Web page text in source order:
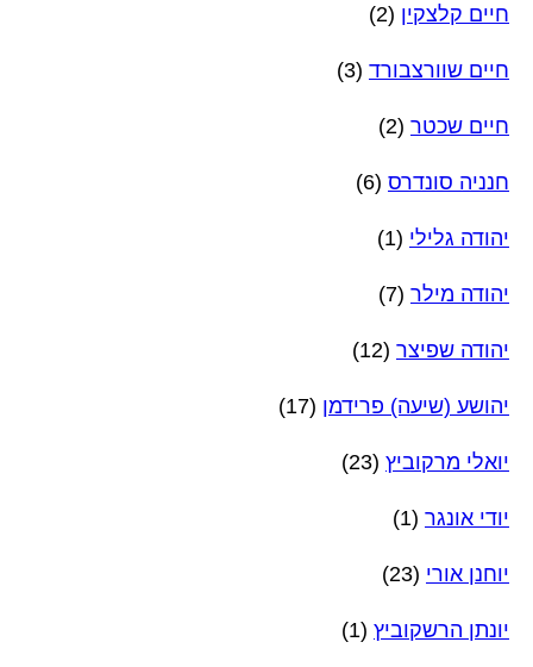
חיים קלצקין (2)
חיים שוורצבורד (3)
חיים שכטר (2)
חנניה סונדרס (6)
יהודה גלילי (1)
יהודה מילר (7)
יהודה שפיצר (12)
יהושע (שיעה) פרידמן (17)
יואלי מרקוביץ (23)
יודי אונגר (1)
יוחנן אורי (23)
יונתן הרשקוביץ (1)